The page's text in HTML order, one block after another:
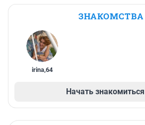
ЗНАКОМСТВА
irina,64
Начать знакомиться